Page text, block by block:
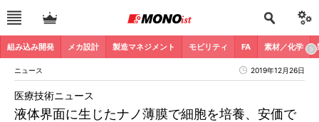
組み込み開発 メカ設計 製造マネジメント モビリティ FA 素材／化学
ニュース 2019年12月26日
液体界面に生じたナノ薄膜で細胞を培養、安価で
医療技術ニュース